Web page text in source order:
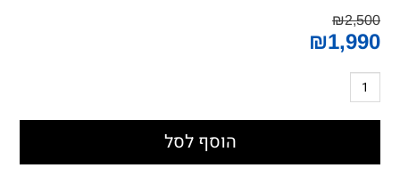
₪2,500
₪1,990
הוסף לסל